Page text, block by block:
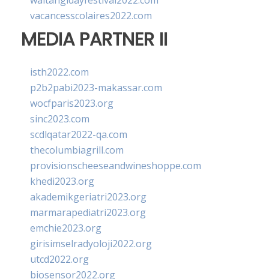
vacancesscolaires2022.com
MEDIA PARTNER II
isth2022.com
p2b2pabi2023-makassar.com
wocfparis2023.org
sinc2023.com
scdlqatar2022-qa.com
thecolumbiagrill.com
provisionscheeseandwineshoppe.com
khedi2023.org
akademikgeriatri2023.org
marmarapediatri2023.org
emchie2023.org
girisimselradyoloji2022.org
utcd2022.org
biosensor2022.org